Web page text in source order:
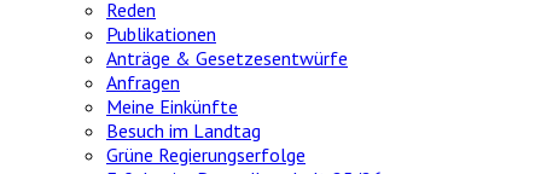
Reden
Publikationen
Anträge & Gesetzesentwürfe
Anfragen
Meine Einkünfte
Besuch im Landtag
Grüne Regierungserfolge